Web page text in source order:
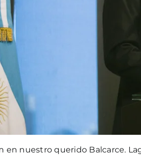
en nuestro querido Balcarce.